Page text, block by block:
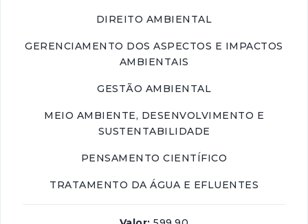
DIREITO AMBIENTAL
GERENCIAMENTO DOS ASPECTOS E IMPACTOS
AMBIENTAIS
GESTÃO AMBIENTAL
MEIO AMBIENTE, DESENVOLVIMENTO E
SUSTENTABILIDADE
PENSAMENTO CIENTÍFICO
TRATAMENTO DA ÁGUA E EFLUENTES